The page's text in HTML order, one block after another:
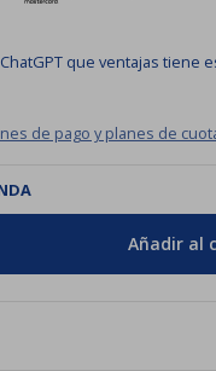
que ventajas tiene
de pago y planes de
Añadir al